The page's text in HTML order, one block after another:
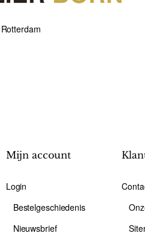
Mijn account
Login
Bestelgeschiedenis
Nieuwsbrief